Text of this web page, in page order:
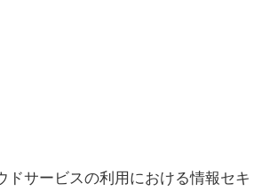
サービスの利用における情報セキ